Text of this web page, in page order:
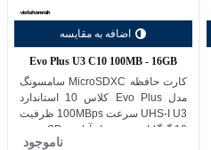
اضافه به مقایسه
Evo Plus U3 C10 100MB - 16GB
کارت حافظه MicroSDXC سامسونگ
مدل Evo Plus کلاس 10 استاندارد
UHS-I U3 سرعت 100MBps ظرفیت
16 گیگابایت به همراه آداپتور SD
ناموجود